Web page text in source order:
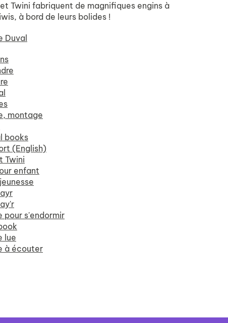
Twini fabriquent de magnifiques engins à
à bord de leurs bolides !
Duval
montage
books
(English)
Twini
enfant
pour s'endormir
lue
à écouter